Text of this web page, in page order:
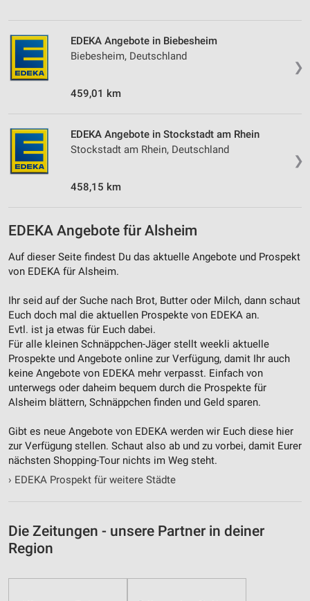
❯
EDEKA Angebote in Biebesheim
Biebesheim, Deutschland
459,01 km
❯
EDEKA Angebote in Stockstadt am Rhein
Stockstadt am Rhein, Deutschland
458,15 km
EDEKA Angebote für Alsheim
Auf dieser Seite findest Du das aktuelle Angebote und Prospekt
von EDEKA für Alsheim.
Ihr seid auf der Suche nach Brot, Butter oder Milch, dann schaut
Euch doch mal die aktuellen Prospekte von EDEKA an.
Evtl. ist ja etwas für Euch dabei.
Für alle kleinen Schnäppchen-Jäger stellt weekli aktuelle
Prospekte und Angebote online zur Verfügung, damit Ihr auch
keine Angebote von EDEKA mehr verpasst. Einfach von
unterwegs oder daheim bequem durch die Prospekte für
Alsheim blättern, Schnäppchen finden und Geld sparen.
Gibt es neue Angebote von EDEKA werden wir Euch diese hier
zur Verfügung stellen. Schaut also ab und zu vorbei, damit Eurer
nächsten Shopping-Tour nichts im Weg steht.
› EDEKA Prospekt für weitere Städte
Die Zeitungen - unsere Partner in deiner
Region
Messung der Performance von Inhalten
Analyse von Zielgruppen durch Statistiken oder
Kombinationen von Daten aus verschiedenen
Entwicklung und Verbesserung der Angebote
Inhalten
IAB-Besonderheiten:
Informationen identifizieren
Nicht-IAB-Verarbeitungszwecke:
Notwendig
Performance
Funktional
Werbung